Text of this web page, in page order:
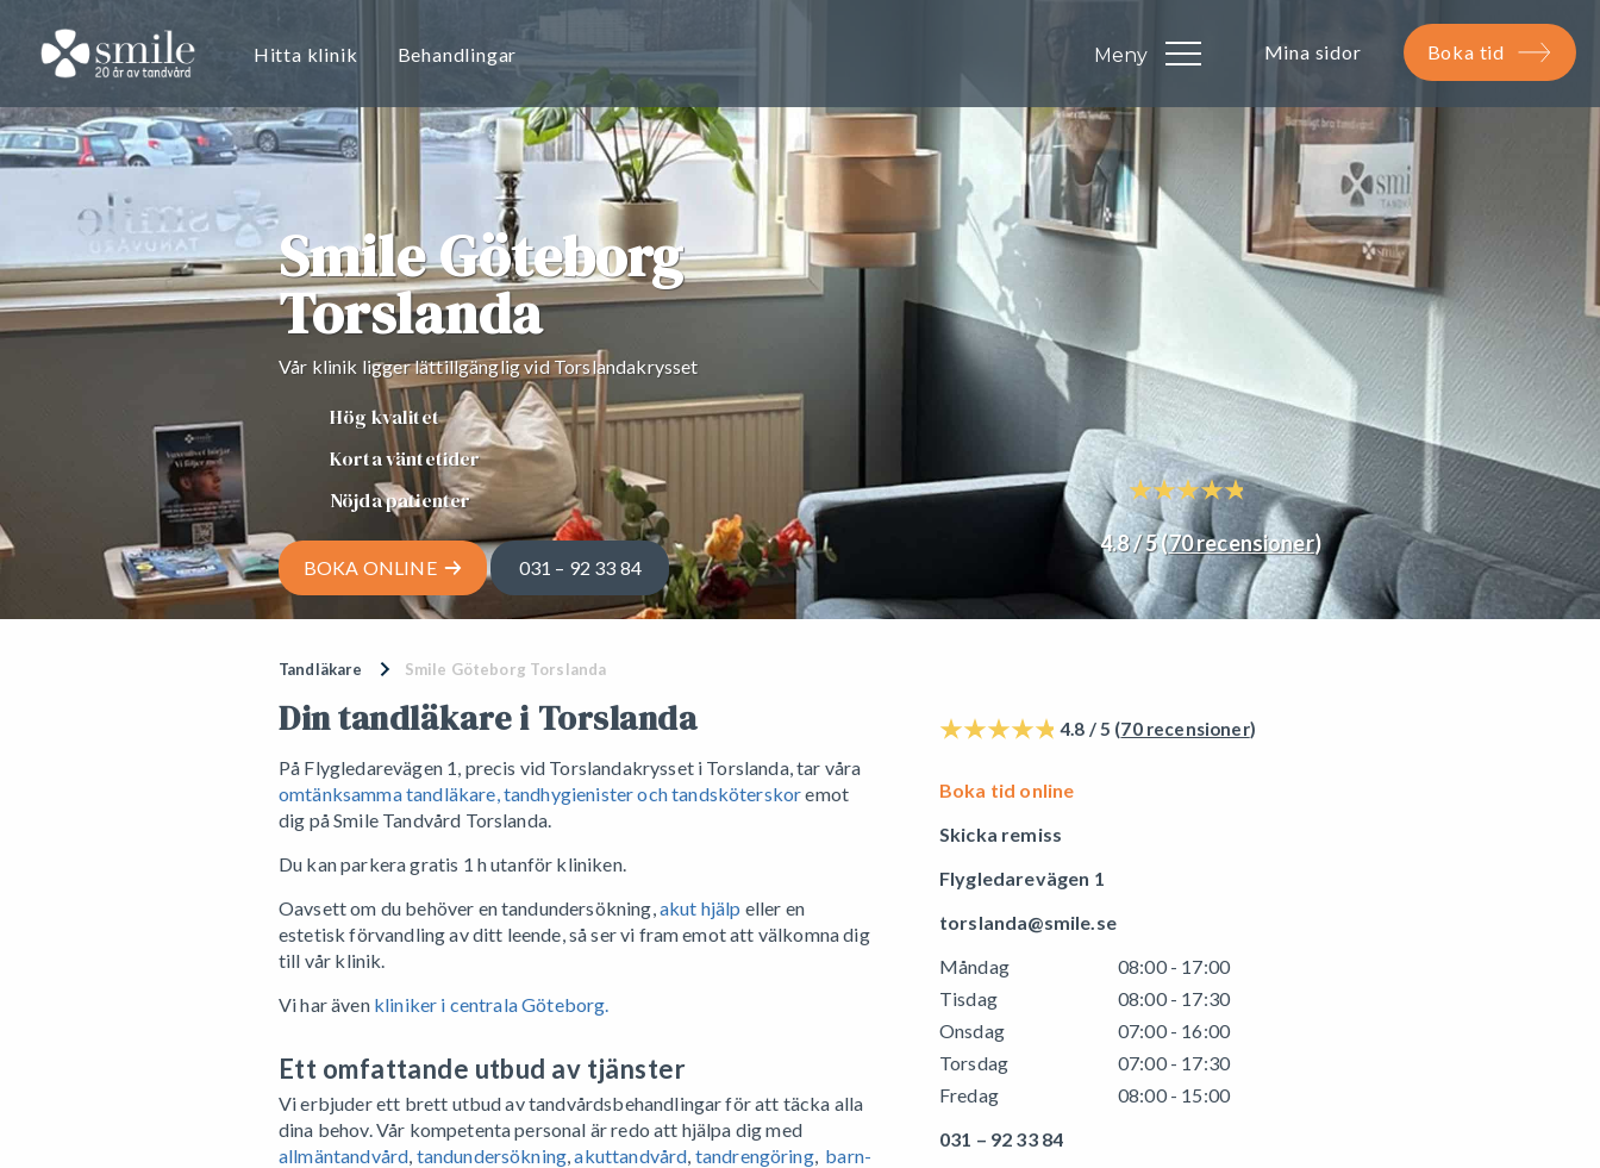
Smile Göteborg
Torslanda
Vår klinik ligger lättillgänglig vid Torslandakrysset
Hög kvalitet
Korta väntetider
Nöjda patienter
BOKA ONLINE 031 – 92 33 84
4.8 / 5 (70 recensioner)
Tandläkare Smile Göteborg Torslanda
Din tandläkare i Torslanda
På Flygledarevägen 1, precis vid Torslandakrysset i Torslanda, tar våra
omtänksamma tandläkare, tandhygienister och tandsköterskoremot
dig på Smile Tandvård Torslanda.
Du kan parkera gratis 1 h utanför kliniken.
Oavsett om du behöver en tandundersökning,akut hjälp eller en
estetisk förvandling av ditt leende, så ser vi fram emot att välkomna dig
till vår klinik.
Vi har även kliniker i centrala Göteborg.
Ett omfattande utbud av tjänster
Vi erbjuder ett brett utbud av tandvårdsbehandlingar för att täcka alla
dina behov. Vår kompetenta personal är redo att hjälpa dig med
allmäntandvård, tandundersökning,akuttandvård, tandrengöring, barn-
4.8 / 5 (70 recensioner)
Boka tid online
Skicka remiss
Flygledarevägen 1
torslanda@smile.se
Måndag
08:00 - 17:00
Tisdag
08:00 - 17:30
Onsdag
07:00 - 16:00
Torsdag
07:00 - 17:30
Fredag
08:00 - 15:00
031 – 92 33 84
Hitta klinik Behandlingar Mina sidor Boka tid